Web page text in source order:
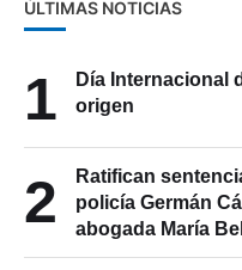
ÚLTIMAS NOTICIAS
1
Día Internacional
origen
2
Ratifican
policía Germán
abogada María